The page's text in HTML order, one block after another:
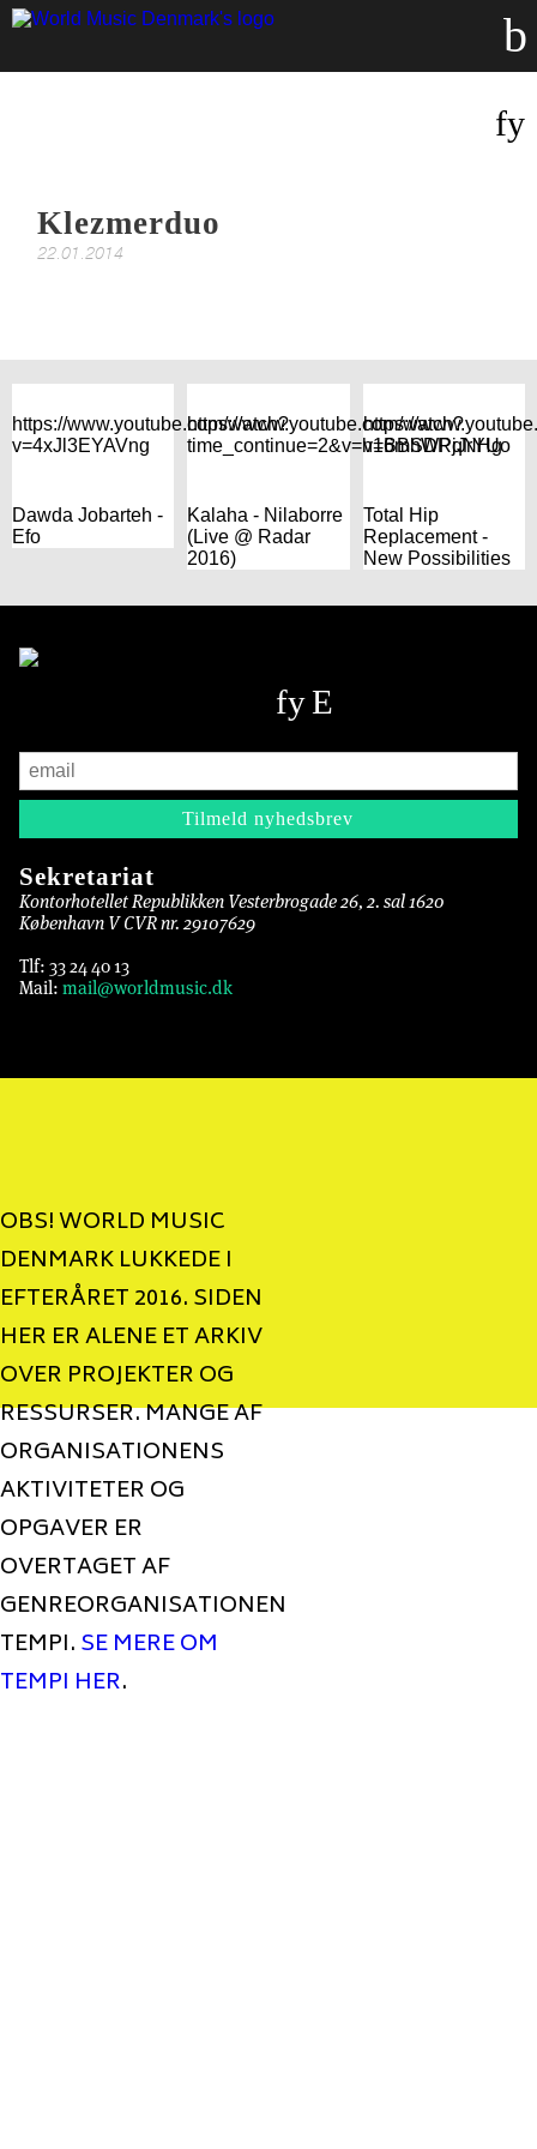
Klezmerduo
22.01.2014
https://www.youtube.com/watch?
v=4xJl3EYAVng
Dawda Jobarteh -
Efo
https://www.youtube.com/watch?
time_continue=2&v=h16mhWPqNHg
Kalaha - Nilaborre
(Live @ Radar
2016)
https://
v=BBSDRjJrYUo
Total Hip
Replacement -
New Possibilities
Sekretariat
Kontorhotellet Republikken Vesterbrogade 26, 2. sal 1620
København V CVR nr. 29107629
Tlf: 33 24 40 13
Mail: mail@worldmusic.dk
OBS! WORLD MUSIC
DENMARK LUKKEDE I
EFTERÅRET 2016. SIDEN
HER ER ALENE ET ARKIV
OVER PROJEKTER OG
RESSURSER. MANGE AF
ORGANISATIONENS
AKTIVITETER OG
OPGAVER ER
OVERTAGET AF
GENREORGANISATIONEN
TEMPI.SE MERE OM
TEMPI HER.